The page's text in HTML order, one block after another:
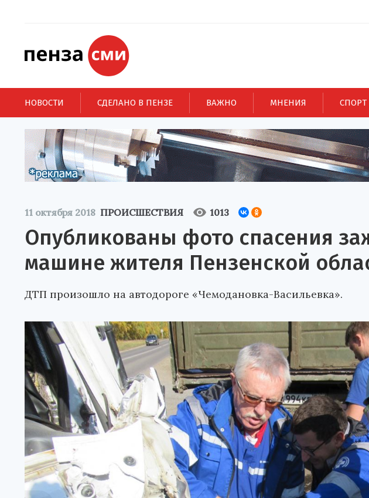
НОВОСТИ СДЕЛАНО В ПЕНЗЕ ВАЖНО МНЕНИЯ СПОРТ
11 октября 2018 ПРОИСШЕСТВИЯ 1013
Опубликованы фото спасения
машине жителя Пензенской
ДТП произошло на автодороге «Чемодановка-Васильевка».